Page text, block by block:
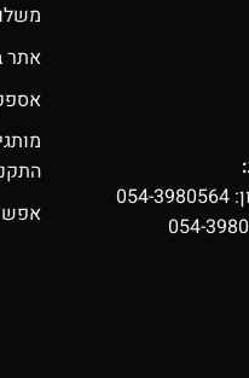
054-3980564
054-
אתר
אספקה עד